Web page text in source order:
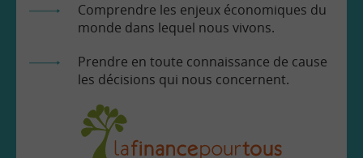
Comprendre les enjeux économiques du
monde dans lequel nous vivons.
Prendre en toute connaissance de cause
les décisions qui nous concernent.